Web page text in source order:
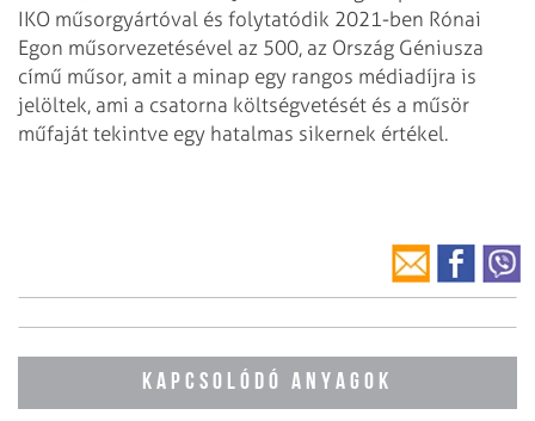
IKO műsorgyártóval és folytatódik 2021-ben Rónai
Egon műsorvezetésével az 500, az Ország Géniusza
című műsor, amit a minap egy rangos médiadíjra is
jelöltek, ami a csatorna költségvetését és a műsör
műfaját tekintve egy hatalmas sikernek értékel.
KAPCSOLÓDÓ ANYAGOK